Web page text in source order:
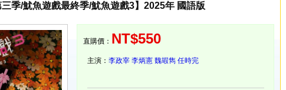
季/魷魚遊戲最終季/魷魚遊戲3】2025年 國語版
直購價： NT$550
主演： 李政宰 李炳憲 魏嘏雋 任時完